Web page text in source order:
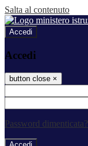
Salta al contenuto
Accedi
Accedi
button close ×
Password dimenticata?